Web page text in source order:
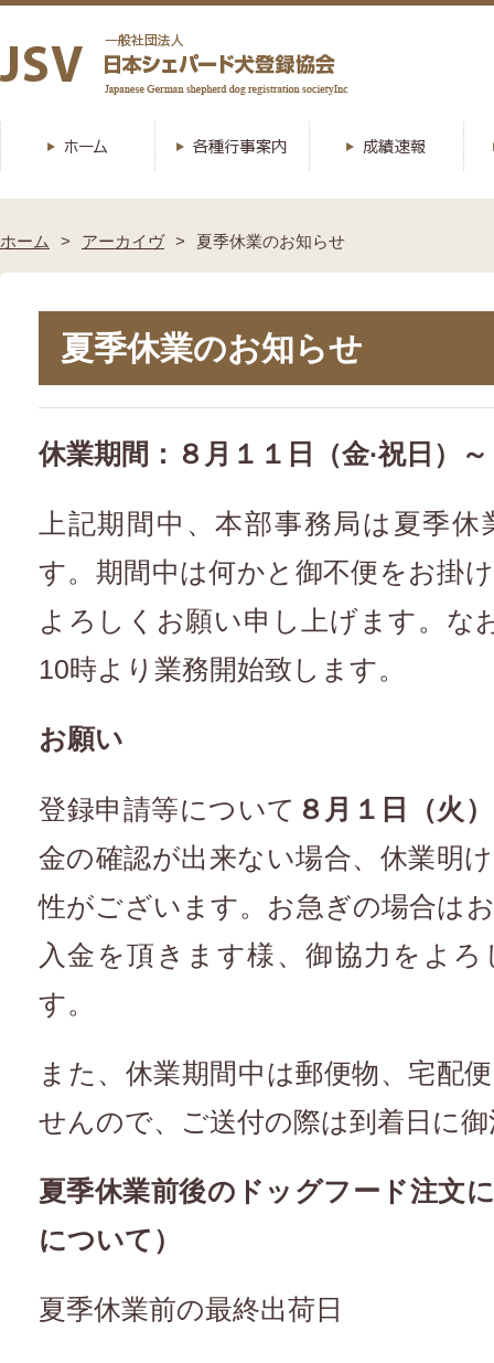
ホーム アーカイヴ 夏季休業のお知らせ
夏季休業のお知らせ
休業期間：８月１１日（金·祝日）
上記期間中、本部事務局は夏季
す。期間中は何かと御不便をお掛
よろしくお願い申し上げます。な
10時より業務開始致します。
お願い
登録申請等について ８月１日（火）
金の確認が出来ない場合、休業明
性がございます。お急ぎの場合は
入金を頂きます様、御協力をよ
す。
また、休業期間中は郵便物、宅配
せんので、ご送付の際は到着日に
夏季休業前後のドッグフード注文
について）
夏季休業前の最終出荷日